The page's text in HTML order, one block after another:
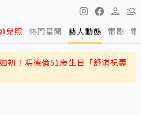
兒照 熱門星聞 藝人動態 電影
初！馮德倫51歲生日「舒淇祝壽